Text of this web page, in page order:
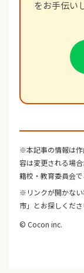
をお手伝い
※本記事の情報は作
容は変更される場
籍校・教育委員会で
※リンクが開かない
市」とお探しくださ
© Cocon inc.